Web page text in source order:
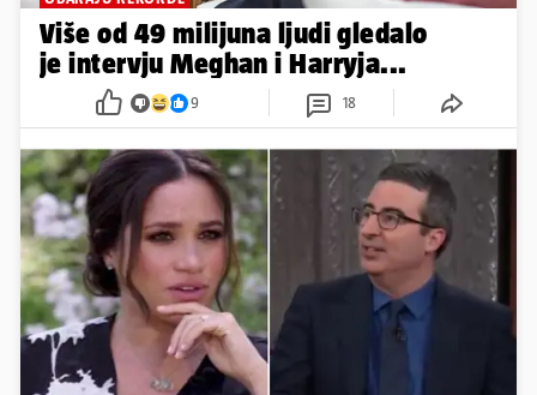
Više od 49 milijuna ljudi gledalo
je intervju Meghan i Harryja...
9 18